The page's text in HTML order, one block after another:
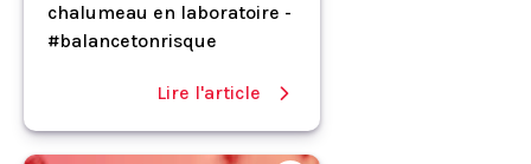
chalumeau en laboratoire -
#balancetonrisque
Lire l'article